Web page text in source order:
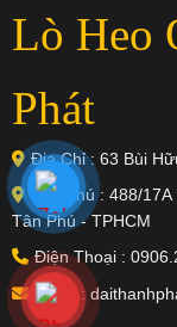
Lò Heo
Phát
Địa Chỉ : 63 Bùi
Tân Phú : 488/
Tân Phú - TPHCM
Điện Thoại :
Email :